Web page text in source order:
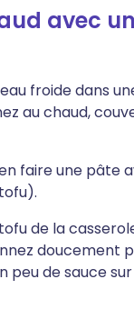
avec
froide dans
au chaud,
faire une pâte
de la
doucement
de sauce